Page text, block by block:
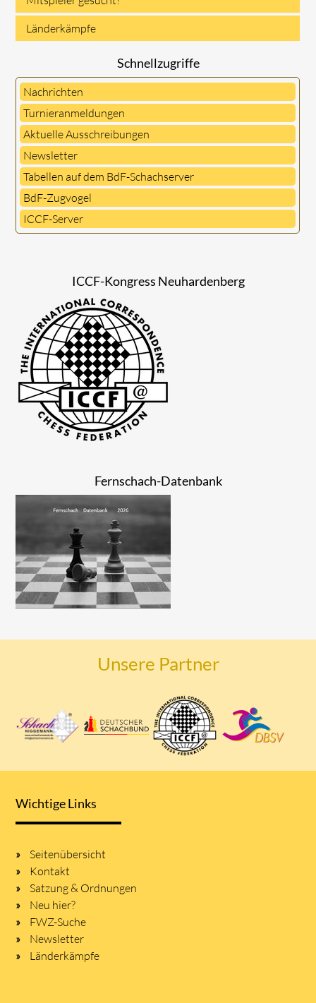
Länderkämpfe
Schnellzugriffe
Nachrichten
Turnieranmeldungen
Aktuelle Ausschreibungen
Newsletter
Tabellen auf dem BdF-Schachserver
BdF-Zugvogel
ICCF-Server
ICCF-Kongress Neuhardenberg
Fernschach-Datenbank
Unsere Partner
Wichtige Links
Seitenübersicht
Kontakt
Satzung & Ordnungen
Neu hier?
FWZ-Suche
Newsletter
Länderkämpfe